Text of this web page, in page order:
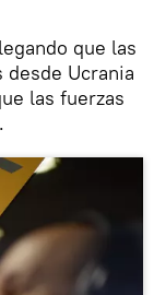
que las
Ucrania
las fuerzas